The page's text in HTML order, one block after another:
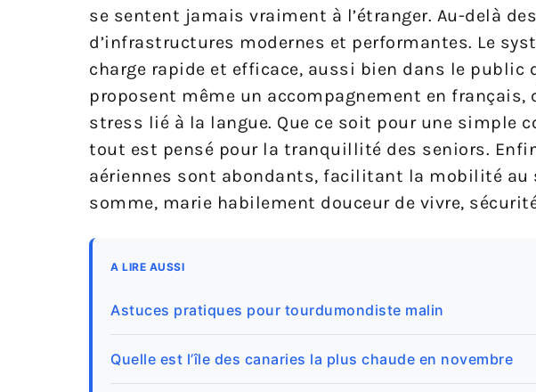
se sentent jamais vraiment à l’étranger. Au-delà
d’infrastructures modernes et performantes. Le
charge rapide et efficace, aussi bien dans le public
proposent même un accompagnement en
stress lié à la langue. Que ce soit pour une
tout est pensé pour la tranquillité des seniors.
aériennes sont abondants, facilitant la mobilité au
somme, marie habilement douceur de vivre,
A LIRE AUSSI
Astuces pratiques pour tourdumondiste malin
Quelle est l’île des canaries la plus chaude en novembre